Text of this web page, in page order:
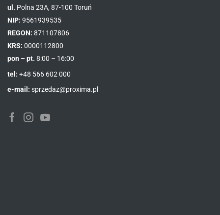
ul. Polna 23A, 87-100 Toruń
NIP: 9561939535
REGON: 871107806
KRS: 0000112800
pon – pt. 8:00 – 16:00
tel: +48 566 602 000
e-mail: sprzedaz@proxima.pl
FacebookInstagramYoutube